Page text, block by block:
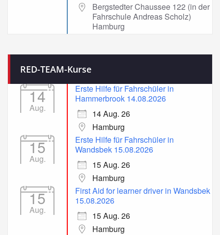
Bergstedter Chaussee 122 (in der
Fahrschule Andreas Scholz)
Hamburg
RED-TEAM-Kurse
14
Aug.
Erste Hilfe für Fahrschüler in
Hammerbrook 14.08.2026
14 Aug. 26
Hamburg
15
Aug.
Erste Hilfe für Fahrschüler in
Wandsbek 15.08.2026
15 Aug. 26
Hamburg
15
Aug.
First Aid for learner driver in Wandsbek
15.08.2026
15 Aug. 26
Hamburg